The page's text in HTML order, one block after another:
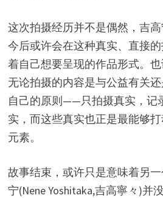
这次拍摄经历并不是偶然，吉
今后或许会在这种真实、直接
着自己想要呈现的作品形式。也
无论拍摄的内容是与公益有关
自己的原则——只拍摄真实，记
实，而这些真实也正是最能够
元素。
故事结束，或许只是意味着另
宁(Nene Yoshitaka,吉高寧々)并